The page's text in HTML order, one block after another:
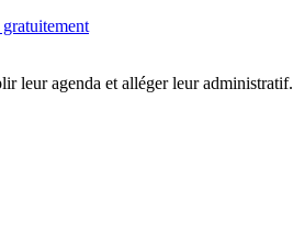
leur agenda et alléger leur administratif.